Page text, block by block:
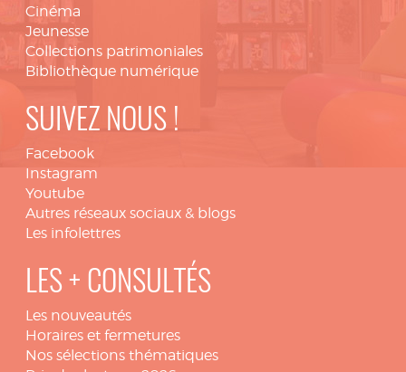
Cinéma
Jeunesse
Collections patrimoniales
Bibliothèque numérique
SUIVEZ NOUS !
Facebook
Instagram
Youtube
Autres réseaux sociaux & blogs
Les infolettres
LES + CONSULTÉS
Les nouveautés
Horaires et fermetures
Nos sélections thématiques